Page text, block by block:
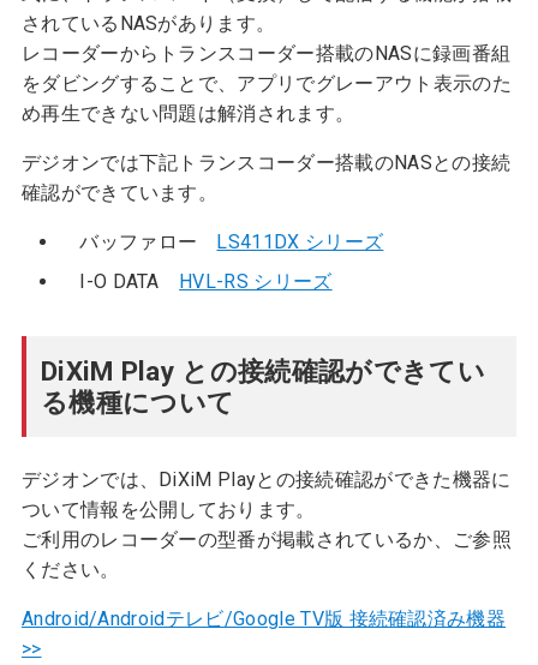
されているNASがあります。
レコーダーからトランスコーダー搭載のNASに録画番組
をダビングすることで、アプリでグレーアウト表示のた
め再生できない問題は解消されます。
デジオンでは下記トランスコーダー搭載のNASとの接続
確認ができています。
バッファロー LS411DX シリーズ
I-O DATA HVL-RS シリーズ
DiXiM Play との接続確認ができてい
る機種について
デジオンでは、DiXiM Playとの接続確認ができた機器に
ついて情報を公開しております。
ご利用のレコーダーの型番が掲載されているか、ご参照
ください。
Android/Androidテレビ/Google TV版 接続確認済み機器
>>